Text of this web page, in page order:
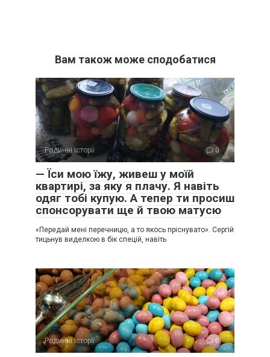
Вам також може сподобатися
Родинні історії 0
— Їси мою їжу, живеш у моїй
квартирі, за яку я плачу. Я навіть
одяг тобі купую. А тепер ти просиш
спонсорувати ще й твою матусю
«Передай мені перечницю, а то якось пріснувато». Сергій
тицьнув виделкою в бік спецій, навіть
Родинні історії 0